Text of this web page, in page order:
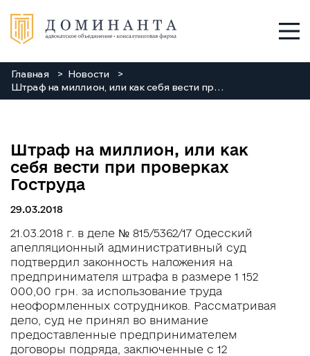
Услуги
Команда
Новости
Заходи
Контакты
+38 048 784 88 88
UARUEN
Главная
Новости
Штраф на миллион, или как себя вести при проверках Гоструда
Штраф на миллион, или как
себя вести при проверках
Гоструда
29.03.2018
21.03.2018 г. в деле № 815/5362/17 Одесский
апелляционный административный суд
подтвердил законность наложения на
предпринимателя штрафа в размере 1 152
000,00 грн. за использование труда
неоформленных сотрудников. Рассматривая
дело, суд не принял во внимание
предоставленные предпринимателем
договоры подряда, заключенные с 12